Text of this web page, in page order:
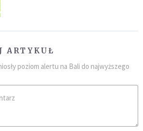
ARTYKUŁ
poziom alertu na Bali do najwyższego